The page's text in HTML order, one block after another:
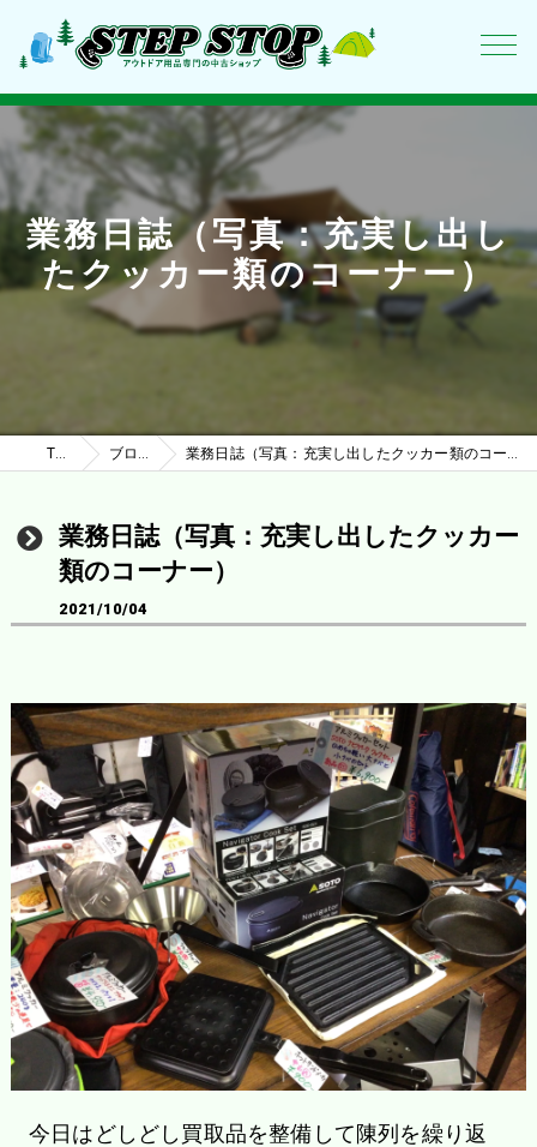
業務日誌（写真：充実し出し
たクッカー類のコーナー）
TOP ブログ 業務日誌（写真：充実し出したクッカー類のコーナー）
業務日誌（写真：充実し出したクッカー
類のコーナー）
2021/10/04
今日はどしどし買取品を整備して陳列を繰り返